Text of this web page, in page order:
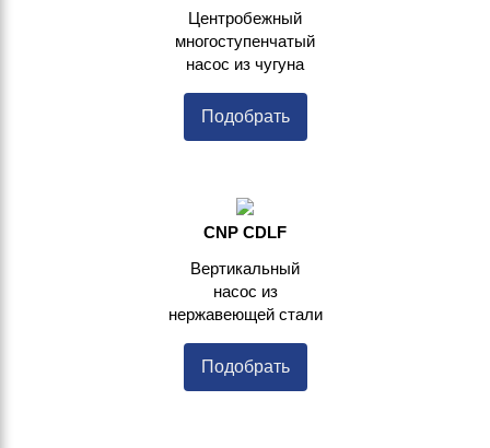
Центробежный
многоступенчатый
насос из чугуна
Подобрать
CNP CDLF
Вертикальный
насос из
нержавеющей стали
Подобрать